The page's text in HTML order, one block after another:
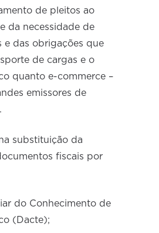
de pleitos ao
da necessidade de
e das obrigações que
de cargas e o
quanto e-commerce –
emissores de
substituição da
fiscais por
do Conhecimento de
(Dacte);